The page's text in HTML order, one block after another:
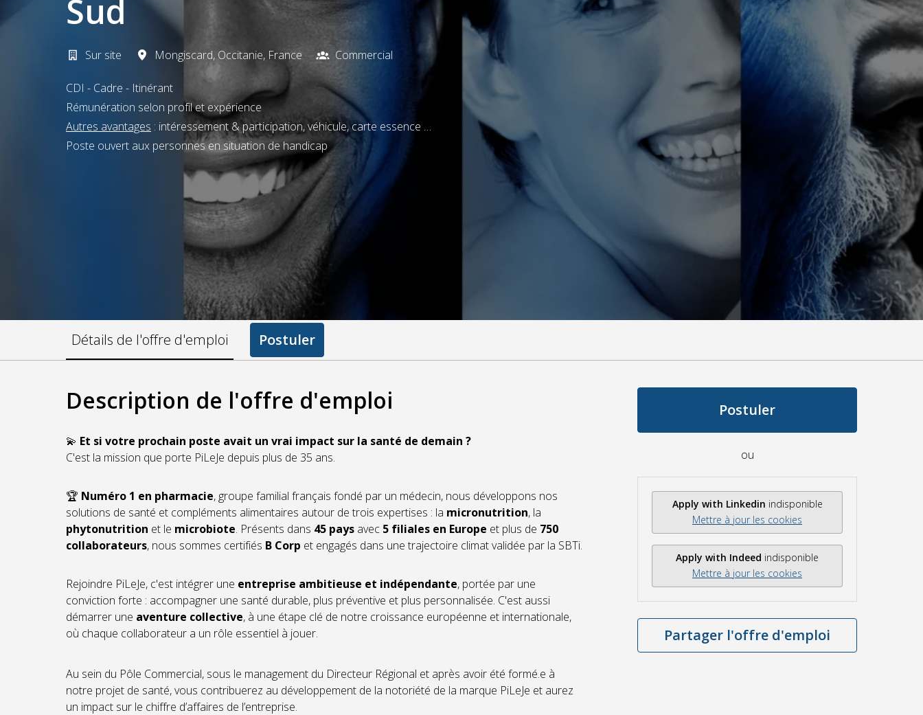
Sud
Sur site Mongiscard, Occitanie, France Commercial
CDI - Cadre - Itinérant
Rémunération selon profil et expérience
Autres avantages : intéressement & participation, véhicule, carte essence …
Poste ouvert aux personnes en situation de handicap
Détails de l'offre d'emploi Postuler
Description de l'offre d'emploi
💫 Et si votre prochain poste avait un vrai impact sur la santé de demain ?
C'est la mission que porte PiLeJe depuis plus de 35 ans.
🏆 Numéro 1 en pharmacie, groupe familial français fondé par un médecin, nous développons nos
solutions de santé et compléments alimentaires autour de trois expertises : la micronutrition, la
phytonutrition et le microbiote. Présents dans 45 pays avec 5 filiales en Europe et plus de 750
collaborateurs, nous sommes certifiés B Corp et engagés dans une trajectoire climat validée par la SBTi.
Rejoindre PiLeJe, c'est intégrer une entreprise ambitieuse et indépendante, portée par une
conviction forte : accompagner une santé durable, plus préventive et plus personnalisée. C'est aussi
démarrer une aventure collective, à une étape clé de notre croissance européenne et internationale,
où chaque collaborateur a un rôle essentiel à jouer.
Au sein du Pôle Commercial, sous le management du Directeur Régional et après avoir été formé.e à
notre projet de santé, vous contribuerez au développement de la notoriété de la marque PiLeJe et aurez
un impact sur le chiffre d’affaires de l’entreprise.
Postuler
ou
Apply with Linkedin indisponible
Mettre à jour les cookies
Apply with Indeed indisponible
Mettre à jour les cookies
Partager l'offre d'emploi